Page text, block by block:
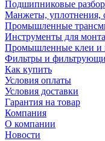
Подшипниковые
Манжеты, уплотнения,
Промышленные
Инструменты для
Промышленные клеи и
Фильтры и
Как купить
Условия оплаты
Условия доставки
Гарантия на товар
Компания
О компании
Новости